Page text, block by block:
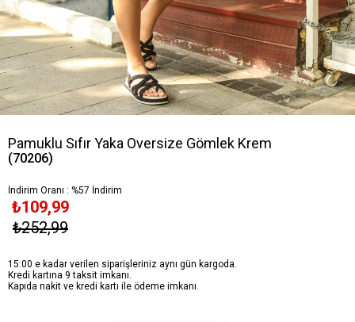
Pamuklu Sıfır Yaka Oversize Gömlek Krem
(70206)
İndirim Oranı : %57 İndirim
₺252,99
₺109,99
15:00 e kadar verilen siparişleriniz aynı gün kargoda.
Kredi kartına 9 taksit imkanı.
Kapıda nakit ve kredi kartı ile ödeme imkanı.